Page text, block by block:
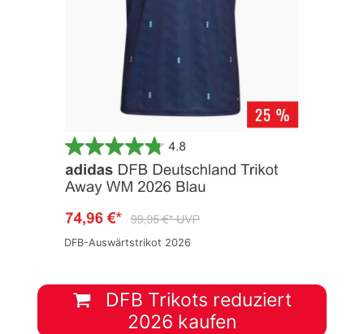
DFB-Auswärtstrikot 2026
DFB Trikots reduziert
2026 kaufen